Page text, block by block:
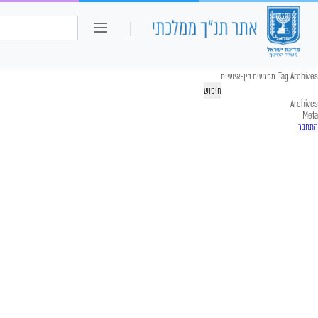
חיפוש:
כיתה ו
Tag Archives: מפגשים בין-אישיים
Archives
Meta
התחבר